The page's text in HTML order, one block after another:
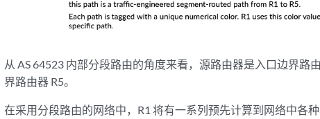
从 AS 64523 内部分段路由的角度来看，源路由器是入口边界路
界路由器 R5。
在采用分段路由的网络中，R1 将有一系列预先计算到网络中各